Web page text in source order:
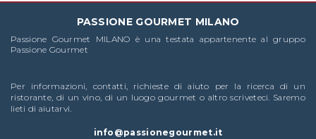
PASSIONE GOURMET MILANO
Passione Gourmet MILANO è una testata appartenente al gruppo
Passione Gourmet
Per informazioni, contatti, richieste di aiuto per la ricerca di un
ristorante, di un vino, di un luogo gourmet o altro scriveteci. Saremo
lieti di aiutarvi.
info@passionegourmet.it